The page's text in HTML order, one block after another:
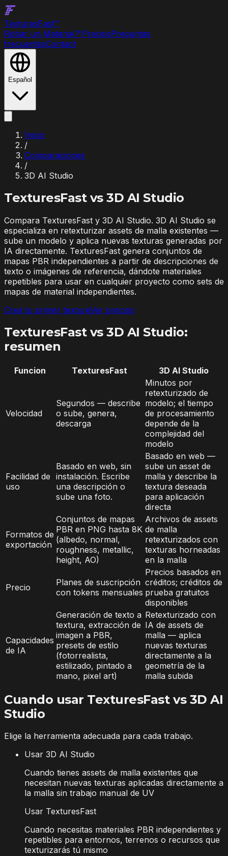
TexturesFast™
Robar un Material↗ PreciosPreguntas
frecuentesContact
Español
Inicio
/
Comparaciones
/
3D AI Studio
TexturesFast vs 3D AI Studio
Compara TexturesFast y 3D AI Studio. 3D AI Studio se
especializa en retexturizar assets de malla existentes —
sube un modelo y aplica nuevas texturas generadas por
IA directamente. TexturesFast genera conjuntos de
mapas PBR independientes a partir de descripciones de
texto o imágenes de referencia, dándote materiales
repetibles para usar en cualquier proyecto como sets de
mapas de material independientes.
Crea tu primer textureVer precios
TexturesFast vs 3D AI Studio:
resumen
Funcion TexturesFast 3D AI Studio
Velocidad
Segundos — describe
o sube, genera,
descarga
Minutos por
retexturizado de
modelo; el tiempo
de procesamiento
depende de la
complejidad del
modelo
Facilidad de
uso
Basado en web, sin
instalación. Escribe
una descripción o
sube una foto.
Basado en web —
sube un asset de
malla y describe la
textura deseada
para aplicación
directa
Formatos de
exportación
Conjuntos de mapas
PBR en PNG hasta 8K
(albedo, normal,
roughness, metallic,
height, AO)
Archivos de assets
de malla
retexturizados con
texturas horneadas
en la malla
Precio
Planes de suscripción
con tokens mensuales
Precios basados en
créditos; créditos de
prueba gratuitos
disponibles
Capacidades
de IA
Generación de texto a
textura, extracción de
imagen a PBR,
presets de estilo
(fotorrealista,
estilizado, pintado a
mano, pixel art)
Retexturizado con
IA de assets de
malla — aplica
nuevas texturas
directamente a la
geometría de la
malla subida
Cuando usar TexturesFast vs 3D AI
Studio
Elige la herramienta adecuada para cada trabajo.
Usar 3D AI Studio
Cuando tienes assets de malla existentes que
necesitan nuevas texturas aplicadas directamente a
la malla sin trabajo manual de UV
Usar TexturesFast
Cuando necesitas materiales PBR independientes y
repetibles para entornos, terrenos o recursos que
texturizarás tú mismo